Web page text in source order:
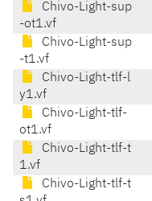
Chivo-Light-sup
-ot1.vf
Chivo-Light-sup
-t1.vf
Chivo-Light-tlf-l
y1.vf
Chivo-Light-tlf-
ot1.vf
Chivo-Light-tlf-t
1.vf
Chivo-Light-tlf-t